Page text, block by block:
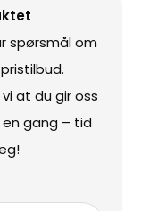
spørsmål om
at du gir oss
gang – tid